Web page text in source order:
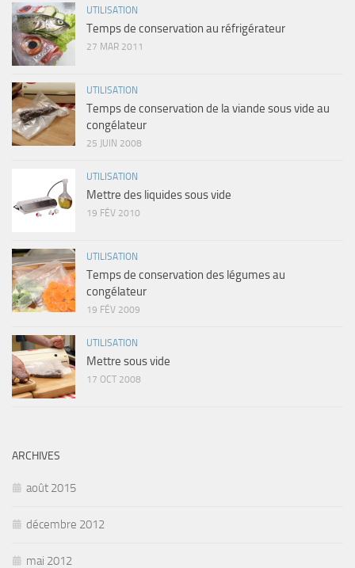
UTILISATION
Temps de conservation au réfrigérateur
27 MAR 2011
UTILISATION
Temps de conservation de la viande sous vide au
congélateur
25 JUIN 2008
UTILISATION
Mettre des liquides sous vide
19 FÉV 2010
UTILISATION
Temps de conservation des légumes au
congélateur
19 FÉV 2009
UTILISATION
Mettre sous vide
17 OCT 2008
ARCHIVES
août 2015
décembre 2012
mai 2012